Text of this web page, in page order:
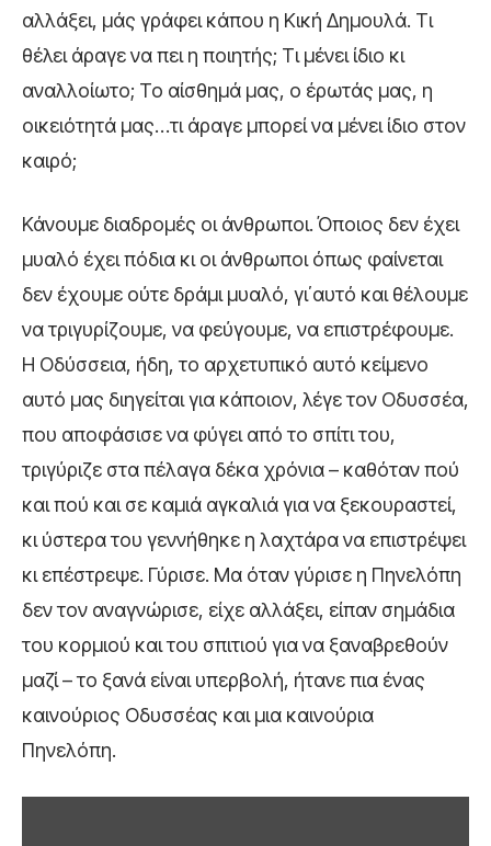
αλλάξει, μάς γράφει κάπου η Κική Δημουλά. Τι
θέλει άραγε να πει η ποιητής; Τι μένει ίδιο κι
αναλλοίωτο; Το αίσθημά μας, ο έρωτάς μας, η
οικειότητά μας…τι άραγε μπορεί να μένει ίδιο στον
καιρό;
Κάνουμε διαδρομές οι άνθρωποι. Όποιος δεν έχει
μυαλό έχει πόδια κι οι άνθρωποι όπως φαίνεται
δεν έχουμε ούτε δράμι μυαλό, γι΄αυτό και θέλουμε
να τριγυρίζουμε, να φεύγουμε, να επιστρέφουμε.
Η Οδύσσεια, ήδη, το αρχετυπικό αυτό κείμενο
αυτό μας διηγείται για κάποιον, λέγε τον Οδυσσέα,
που αποφάσισε να φύγει από το σπίτι του,
τριγύριζε στα πέλαγα δέκα χρόνια – καθόταν πού
και πού και σε καμιά αγκαλιά για να ξεκουραστεί,
κι ύστερα του γεννήθηκε η λαχτάρα να επιστρέψει
κι επέστρεψε. Γύρισε. Μα όταν γύρισε η Πηνελόπη
δεν τον αναγνώρισε, είχε αλλάξει, είπαν σημάδια
του κορμιού και του σπιτιού για να ξαναβρεθούν
μαζί – το ξανά είναι υπερβολή, ήτανε πια ένας
καινούριος Οδυσσέας και μια καινούρια
Πηνελόπη.